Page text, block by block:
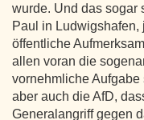
wurde. Und das sogar
Paul in
öffentliche
allen voran die
vornehmliche
aber auch die AfD,
Generalangriff gegen